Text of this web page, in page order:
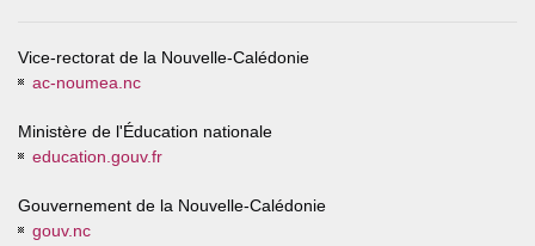
Vice-rectorat de la Nouvelle-Calédonie
ac-noumea.nc
Ministère de l'Éducation nationale
education.gouv.fr
Gouvernement de la Nouvelle-Calédonie
gouv.nc